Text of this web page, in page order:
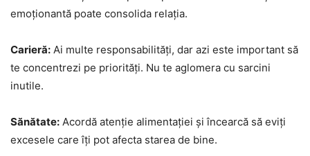
emoționantă poate consolida relația.
Carieră: Ai multe responsabilități, dar azi este important să
te concentrezi pe priorități. Nu te aglomera cu sarcini
inutile.
Sănătate: Acordă atenție alimentației și încearcă să eviți
excesele care îți pot afecta starea de bine.